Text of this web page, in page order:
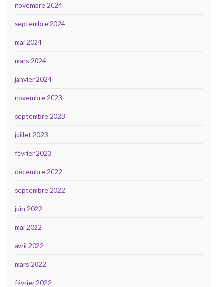
novembre 2024
septembre 2024
mai 2024
mars 2024
janvier 2024
novembre 2023
septembre 2023
juillet 2023
février 2023
décembre 2022
septembre 2022
juin 2022
mai 2022
avril 2022
mars 2022
février 2022